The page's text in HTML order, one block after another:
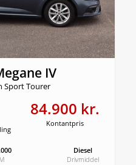
IV
Sport Tourer
84.900 kr.
Kontantpris
Diesel
Drivmiddel